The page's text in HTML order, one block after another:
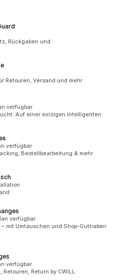
Rückgaben und
Retouren, Versand und mehr
verfügbar
Auf einer einzigen intelligenten
verfügbar
Bestellbearbeitung & mehr
verfügbar
mit Umtauschen und Shop-Guthaben
verfügbar
Return by CWILL